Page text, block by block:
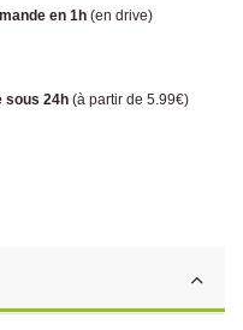
en 1h (en drive)
sous 24h (à partir de 5.99€)